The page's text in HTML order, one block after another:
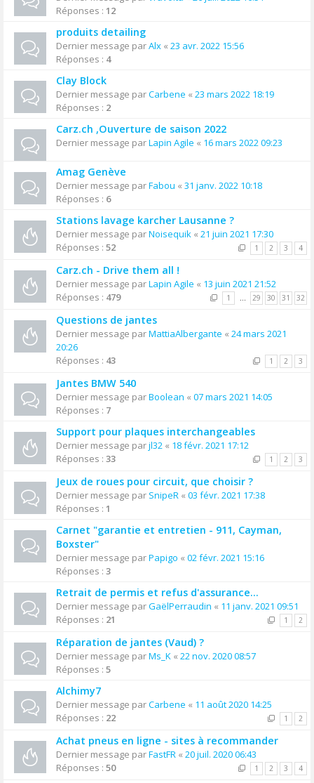
Réponses : 12
produits detailing
Dernier message parAlx « 23 avr. 2022 15:56
Réponses : 4
Clay Block
Dernier message parCarbene « 23 mars 2022 18:19
Réponses : 2
Carz.ch ,Ouverture de saison 2022
Dernier message parLapin Agile « 16 mars 2022 09:23
Amag Genève
Dernier message parFabou « 31 janv. 2022 10:18
Réponses : 6
Stations lavage karcher Lausanne ?
Dernier message parNoisequik « 21 juin 2021 17:30
Réponses : 52 1 2 3 4
Carz.ch - Drive them all !
Dernier message parLapin Agile « 13 juin 2021 21:52
Réponses : 479 1 … 29 30 31 32
Questions de jantes
Dernier message parMattiaAlbergante « 24 mars 2021
20:26
Réponses : 43 1 2 3
Jantes BMW 540
Dernier message parBoolean « 07 mars 2021 14:05
Réponses : 7
Support pour plaques interchangeables
Dernier message parjl32 « 18 févr. 2021 17:12
Réponses : 33 1 2 3
Jeux de roues pour circuit, que choisir ?
Dernier message par SnipeR « 03 févr. 2021 17:38
Réponses : 1
Carnet "garantie et entretien - 911, Cayman,
Boxster"
Dernier message parPapigo « 02 févr. 2021 15:16
Réponses : 3
Retrait de permis et refus d'assurance...
Dernier message parGaëlPerraudin « 11 janv. 2021 09:51
Réponses : 21 1 2
Réparation de jantes (Vaud) ?
Dernier message parMs_K « 22 nov. 2020 08:57
Réponses : 5
Alchimy7
Dernier message parCarbene « 11 août 2020 14:25
Réponses : 22 1 2
Achat pneus en ligne - sites à recommander
Dernier message parFastFR « 20 juil. 2020 06:43
Réponses : 50 1 2 3 4